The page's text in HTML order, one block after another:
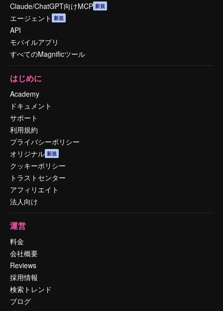
Claude/ChatGPT向けMCP 新規
エージェント 新規
API
モバイルアプリ
すべてのMagnificツール
はじめに
Academy
ドキュメント
サポート
利用規約
プライバシーポリシー
オリジナル 新規
クッキーポリシー
トラストセンター
アフィリエイト
法人向け
運営
料金
会社概要
Reviews
採用情報
検索トレンド
ブログ